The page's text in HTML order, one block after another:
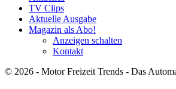
TV Clips
Aktuelle Ausgabe
Magazin als Abo!
Anzeigen schalten
Kontakt
© 2026 - Motor Freizeit Trends - Das